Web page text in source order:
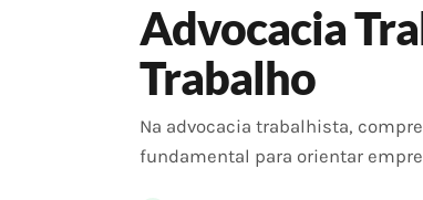
Advocacia
Trabalho
Na advocacia trabalhista,
fundamental para orientar